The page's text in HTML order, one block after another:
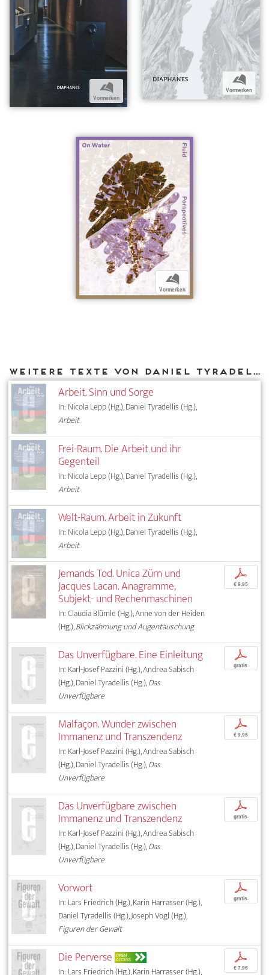
b
Vormerken
b
Vormerken
b
Vormerken
Weitere Texte von Daniel Tyradellis bei DIAPHANES
Arbeit. Sinn und Sorge
In: Nicola Lepp (Hg.), Daniel Tyradellis (Hg.),
Arbeit
Frei-Raum. Die Arbeit und ihr
Gegenteil
In: Nicola Lepp (Hg.), Daniel Tyradellis (Hg.),
Arbeit
Welt-Raum. Arbeit in Zukunft
In: Nicola Lepp (Hg.), Daniel Tyradellis (Hg.),
Arbeit
Jemands Tod. Unica Zürn und
Jacques Lacan. Anagramme,
Subjekt- und Rechenmaschinen
In: Claudia Blümle (Hg.), Anne von der Heiden
(Hg.),Blickzähmung und Augentäuschung
p
€ 9,95
Das Unverfügbare. Eine Einleitung
In: Karl-Josef Pazzini (Hg.), Andrea Sabisch
(Hg.), Daniel Tyradellis (Hg.),Das
Unverfügbare
p
gratis
Malfaçon. Wunder zwischen
Immanenz und Transzendenz
In: Karl-Josef Pazzini (Hg.), Andrea Sabisch
(Hg.), Daniel Tyradellis (Hg.),Das
Unverfügbare
p
€ 9,95
Das Unverfügbare zwischen
Immanenz und Transzendenz
In: Karl-Josef Pazzini (Hg.), Andrea Sabisch
(Hg.), Daniel Tyradellis (Hg.),Das
Unverfügbare
p
gratis
Vorwort
In: Lars Friedrich (Hg.), Karin Harrasser (Hg.),
Daniel Tyradellis (Hg.), Joseph Vogl (Hg.),
Figuren der Gewalt
p
gratis
Die Perverse OPEN
ACCESS
In: Lars Friedrich (Hg.), Karin Harrasser (Hg.),
p
€ 7,95